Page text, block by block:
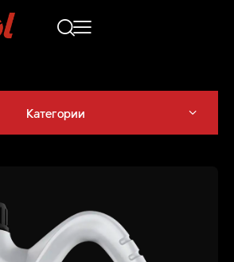
Категории